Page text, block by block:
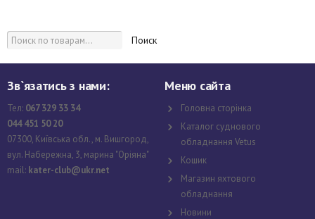
Поиск
Зв`язатись з нами:
Тел: 067 329 33 34
044 451 50 20
07300, Київська обл., м. Вишгород,
вул. Набережна, 3, марина "Оріяна"
mail: kater-club@ukr.net
Меню сайта
Головна сторінка
Каталог суднового
обладнання Vetus
Кошик
Магазин яхтового
обладнання
Новини